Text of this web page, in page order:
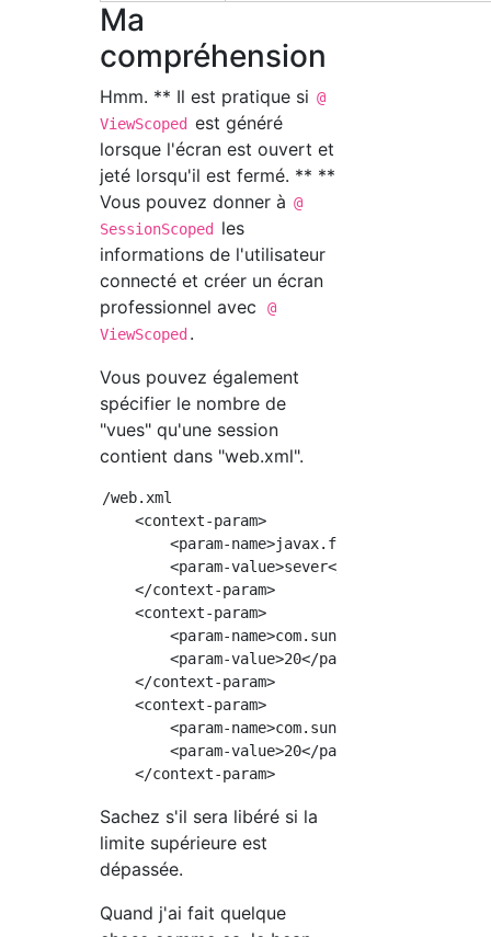
Ma
compréhension
Hmm. ** Il est pratique si @
ViewScoped est généré
lorsque l'écran est ouvert et
jeté lorsqu'il est fermé. ** **
Vous pouvez donner à @
SessionScoped
les
informations de l'utilisateur
connecté et créer un écran
professionnel avec
@
ViewScoped .
Vous pouvez également
spécifier le nombre de
"vues" qu'une session
contient dans "web.xml".
/web.xml
    <context-param>
<param-
        <param-value>sever</param-value>
    </context-param>
    <context-param>
<param-
        <param-value>20</param-value>
    </context-param>
    <context-param>
<param-
        <param-value>20</param-value>
Sachez s'il sera libéré si la
limite supérieure est
dépassée.
Quand j'ai fait quelque